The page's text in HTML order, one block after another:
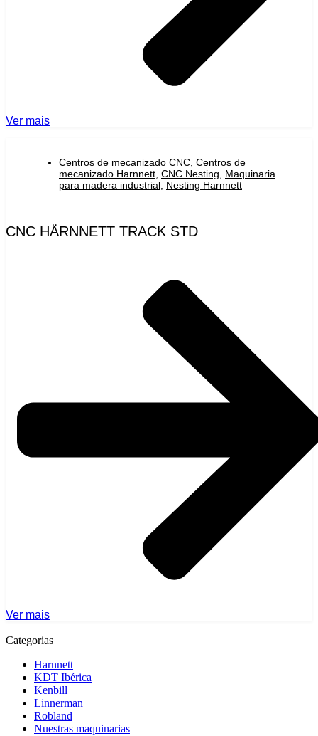
Ver mais
Centros de mecanizado CNC, Centros de
mecanizado Harnnett, CNC Nesting, Maquinaria
para madera industrial, Nesting Harnnett
CNC HÄRNNETT TRACK STD
Ver mais
Categorias
Harnnett
KDT Ibérica
Kenbill
Linnerman
Robland
Nuestras maquinarias